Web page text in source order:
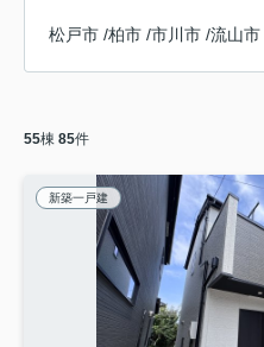
松戸市 /柏市 /市川市 /流山市
55棟 85件
新築一戸建